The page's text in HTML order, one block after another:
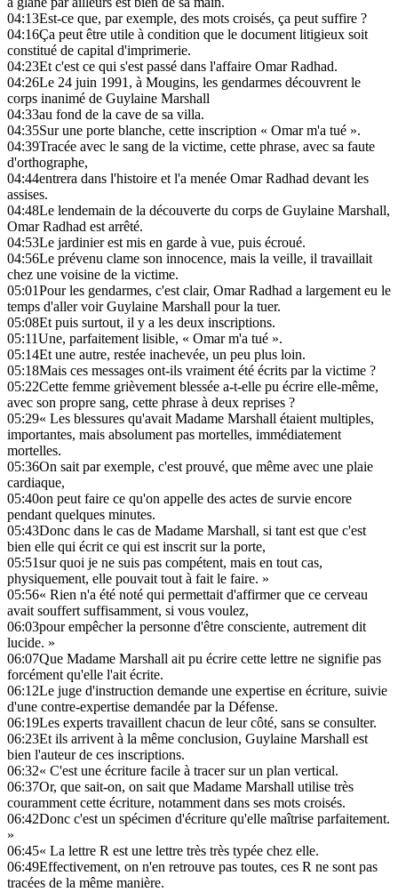
04:13Est-ce que, par exemple, des mots croisés, ça peut suffire ?
04:16Ça peut être utile à condition que le document litigieux soit
constitué de capital d'imprimerie.
04:23Et c'est ce qui s'est passé dans l'affaire Omar Radhad.
04:26Le 24 juin 1991, à Mougins, les gendarmes découvrent le
corps inanimé de Guylaine Marshall
04:33au fond de la cave de sa villa.
04:35Sur une porte blanche, cette inscription « Omar m'a tué ».
04:39Tracée avec le sang de la victime, cette phrase, avec sa faute
d'orthographe,
04:44entrera dans l'histoire et l'a menée Omar Radhad devant les
assises.
04:48Le lendemain de la découverte du corps de Guylaine Marshall,
Omar Radhad est arrêté.
04:53Le jardinier est mis en garde à vue, puis écroué.
04:56Le prévenu clame son innocence, mais la veille, il travaillait
chez une voisine de la victime.
05:01Pour les gendarmes, c'est clair, Omar Radhad a largement eu le
temps d'aller voir Guylaine Marshall pour la tuer.
05:08Et puis surtout, il y a les deux inscriptions.
05:11Une, parfaitement lisible, « Omar m'a tué ».
05:14Et une autre, restée inachevée, un peu plus loin.
05:18Mais ces messages ont-ils vraiment été écrits par la victime ?
05:22Cette femme grièvement blessée a-t-elle pu écrire elle-même,
avec son propre sang, cette phrase à deux reprises ?
05:29« Les blessures qu'avait Madame Marshall étaient multiples,
importantes, mais absolument pas mortelles, immédiatement
mortelles.
05:36On sait par exemple, c'est prouvé, que même avec une plaie
cardiaque,
05:40on peut faire ce qu'on appelle des actes de survie encore
pendant quelques minutes.
05:43Donc dans le cas de Madame Marshall, si tant est que c'est
bien elle qui écrit ce qui est inscrit sur la porte,
05:51sur quoi je ne suis pas compétent, mais en tout cas,
physiquement, elle pouvait tout à fait le faire. »
05:56« Rien n'a été noté qui permettait d'affirmer que ce cerveau
avait souffert suffisamment, si vous voulez,
06:03pour empêcher la personne d'être consciente, autrement dit
lucide. »
06:07Que Madame Marshall ait pu écrire cette lettre ne signifie pas
forcément qu'elle l'ait écrite.
06:12Le juge d'instruction demande une expertise en écriture, suivie
d'une contre-expertise demandée par la Défense.
06:19Les experts travaillent chacun de leur côté, sans se consulter.
06:23Et ils arrivent à la même conclusion, Guylaine Marshall est
bien l'auteur de ces inscriptions.
06:32« C'est une écriture facile à tracer sur un plan vertical.
06:37Or, que sait-on, on sait que Madame Marshall utilise très
couramment cette écriture, notamment dans ses mots croisés.
06:42Donc c'est un spécimen d'écriture qu'elle maîtrise parfaitement.
»
06:45« La lettre R est une lettre très très typée chez elle.
06:49Effectivement, on n'en retrouve pas toutes, ces R ne sont pas
tracées de la même manière.